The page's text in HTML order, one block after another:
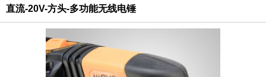
直流-20V-方头-多功能无线电锤